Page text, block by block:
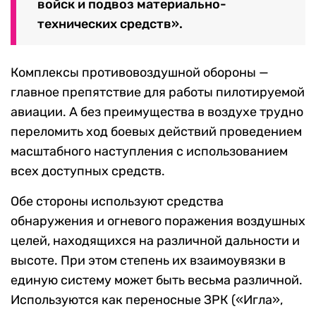
войск и подвоз материально-
технических средств».
Комплексы противовоздушной обороны —
главное препятствие для работы пилотируемой
авиации. А без преимущества в воздухе трудно
переломить ход боевых действий проведением
масштабного наступления с использованием
всех доступных средств.
Обе стороны используют средства
обнаружения и огневого поражения воздушных
целей, находящихся на различной дальности и
высоте. При этом степень их взаимоувязки в
единую систему может быть весьма различной.
Используются как переносные ЗРК («Игла»,